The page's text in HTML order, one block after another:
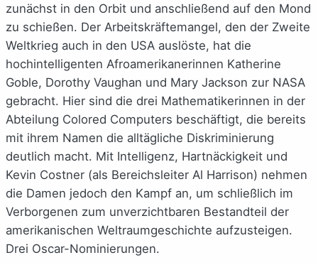
zunächst in den Orbit und anschließend auf den Mond
zu schießen. Der Arbeitskräftemangel, den der Zweite
Weltkrieg auch in den USA auslöste, hat die
hochintelligenten Afroamerikanerinnen Katherine
Goble, Dorothy Vaughan und Mary Jackson zur NASA
gebracht. Hier sind die drei Mathematikerinnen in der
Abteilung Colored Computers beschäftigt, die bereits
mit ihrem Namen die alltägliche Diskriminierung
deutlich macht. Mit Intelligenz, Hartnäckigkeit und
Kevin Costner (als Bereichsleiter Al Harrison) nehmen
die Damen jedoch den Kampf an, um schließlich im
Verborgenen zum unverzichtbaren Bestandteil der
amerikanischen Weltraumgeschichte aufzusteigen.
Drei Oscar-Nominierungen.